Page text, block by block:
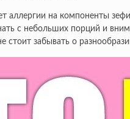
аллергии на компоненты
с небольших порций и
забывать о